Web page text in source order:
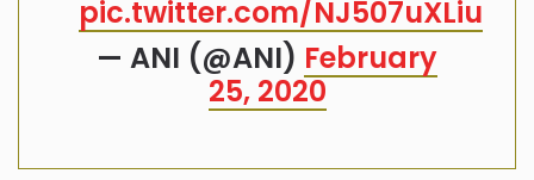
pic.twitter.com/NJ507uXLiu
— ANI (@ANI) February
25, 2020